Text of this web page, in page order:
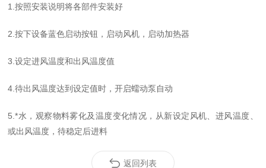
1.按照安装说明将各部件安装好
2.按下设备蓝色启动按钮，启动风机，启动加热器
3.设定进风温度和出风温度值
4.待出风温度达到设定值时，开启蠕动泵自动
5.*水，观察物料雾化及温度变化情况，从新设定风机、进风温度、
或出风温度，待稳定后进料
返回列表